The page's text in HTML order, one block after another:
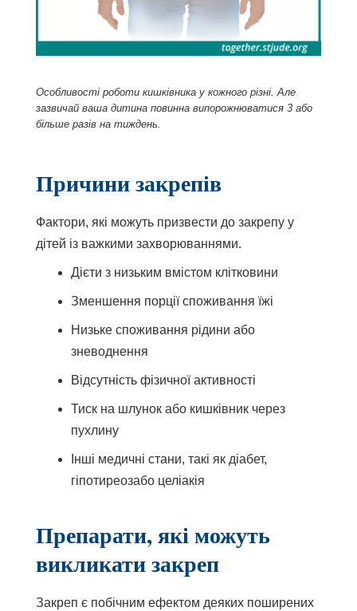
Особливості роботи кишківника у кожного різні. Але
зазвичай ваша дитина повинна випорожнюватися 3 або
більше разів на тиждень.
Причини закрепів
Фактори, які можуть призвести до закрепу у
дітей із важкими захворюваннями.
Дієти з низьким вмістом клітковини
Зменшення порції споживання їжі
Низьке споживання рідини або
зневоднення
Відсутність фізичної активності
Тиск на шлунок або кишківник через
пухлину
Інші медичні стани, такі як діабет,
гіпотиреозабо целіакія
Препарати, які можуть
викликати закреп
Закреп є побічним ефектом деяких поширених